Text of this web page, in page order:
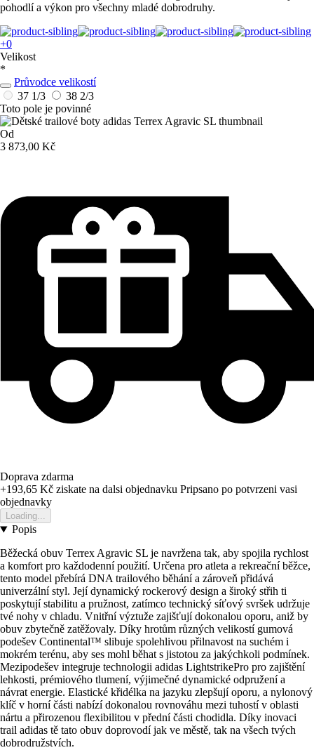
pohodlí a výkon pro všechny mladé dobrodruhy.
+0
Velikost
*
Průvodce velikostí
37 1/3
38 2/3
Toto pole je povinné
Od
3 873,00 Kč
Doprava zdarma
+193,65 Kč ziskate na dalsi objednavku Pripsano po potvrzeni vasi
objednavky
Loading...
Popis
Běžecká obuv Terrex Agravic SL je navržena tak, aby spojila rychlost
a komfort pro každodenní použití. Určena pro atleta a rekreační běžce,
tento model přebírá DNA trailového běhání a zároveň přidává
univerzální styl. Její dynamický rockerový design a široký střih ti
poskytují stabilitu a pružnost, zatímco technický síťový svršek udržuje
tvé nohy v chladu. Vnitřní výztuže zajišťují dokonalou oporu, aniž by
obuv zbytečně zatěžovaly. Díky hrotům různých velikostí gumová
podešev Continental™ slibuje spolehlivou přilnavost na suchém i
mokrém terénu, aby ses mohl běhat s jistotou za jakýchkoli podmínek.
Mezipodešev integruje technologii adidas LightstrikePro pro zajištění
lehkosti, prémiového tlumení, výjimečné dynamické odpružení a
návrat energie. Elastické křidélka na jazyku zlepšují oporu, a nylonový
klíč v horní části nabízí dokonalou rovnováhu mezi tuhostí v oblasti
nártu a přirozenou flexibilitou v přední části chodidla. Díky inovaci
trail adidas tě tato obuv doprovodí jak ve městě, tak na všech tvých
dobrodružstvích.